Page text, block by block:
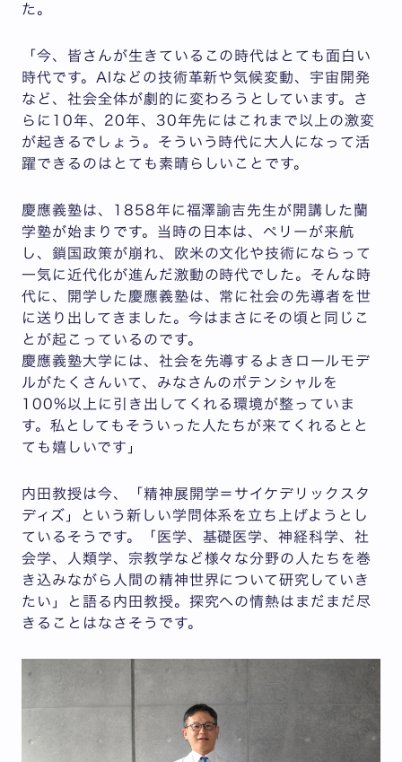
た。
「今、皆さんが生きているこの時代はとても面白い
時代です。AIなどの技術革新や気候変動、宇宙開発
など、社会全体が劇的に変わろうとしています。さ
らに10年、20年、30年先にはこれまで以上の激変
が起きるでしょう。そういう時代に大人になって活
躍できるのはとても素晴らしいことです。
慶應義塾は、1858年に福澤諭吉先生が開講した蘭
学塾が始まりです。当時の日本は、ペリーが来航
し、鎖国政策が崩れ、欧米の文化や技術にならって
一気に近代化が進んだ激動の時代でした。そんな時
代に、開学した慶應義塾は、常に社会の先導者を世
に送り出してきました。今はまさにその頃と同じこ
とが起こっているのです。
慶應義塾大学には、社会を先導するよきロールモデ
ルがたくさんいて、みなさんのポテンシャルを
100%以上に引き出してくれる環境が整っていま
す。私としてもそういった人たちが来てくれるとと
ても嬉しいです」
内田教授は今、「精神展開学＝サイケデリックスタ
ディズ」という新しい学問体系を立ち上げようとし
ているそうです。「医学、基礎医学、神経科学、社
会学、人類学、宗教学など様々な分野の人たちを巻
き込みながら人間の精神世界について研究していき
たい」と語る内田教授。探究への情熱はまだまだ尽
きることはなさそうです。